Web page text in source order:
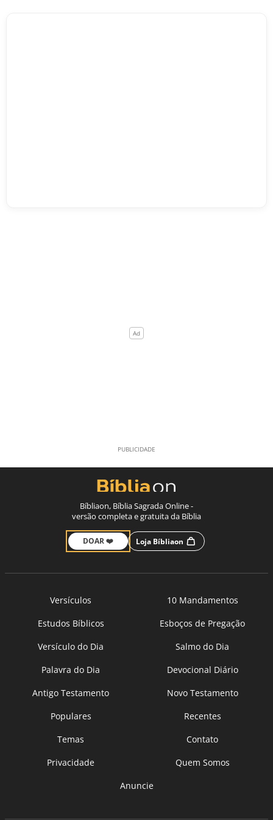
Bíbliaon, Bíblia Sagrada Online -
versão completa e gratuita da Bíblia
DOAR ❤️ Loja Bíbliaon
Versículos
10 Mandamentos
Estudos Bíblicos
Esboços de Pregação
Versículo do Dia
Salmo do Dia
Palavra do Dia
Devocional Diário
Antigo Testamento
Novo Testamento
Populares
Recentes
Temas
Contato
Privacidade
Quem Somos
Anuncie